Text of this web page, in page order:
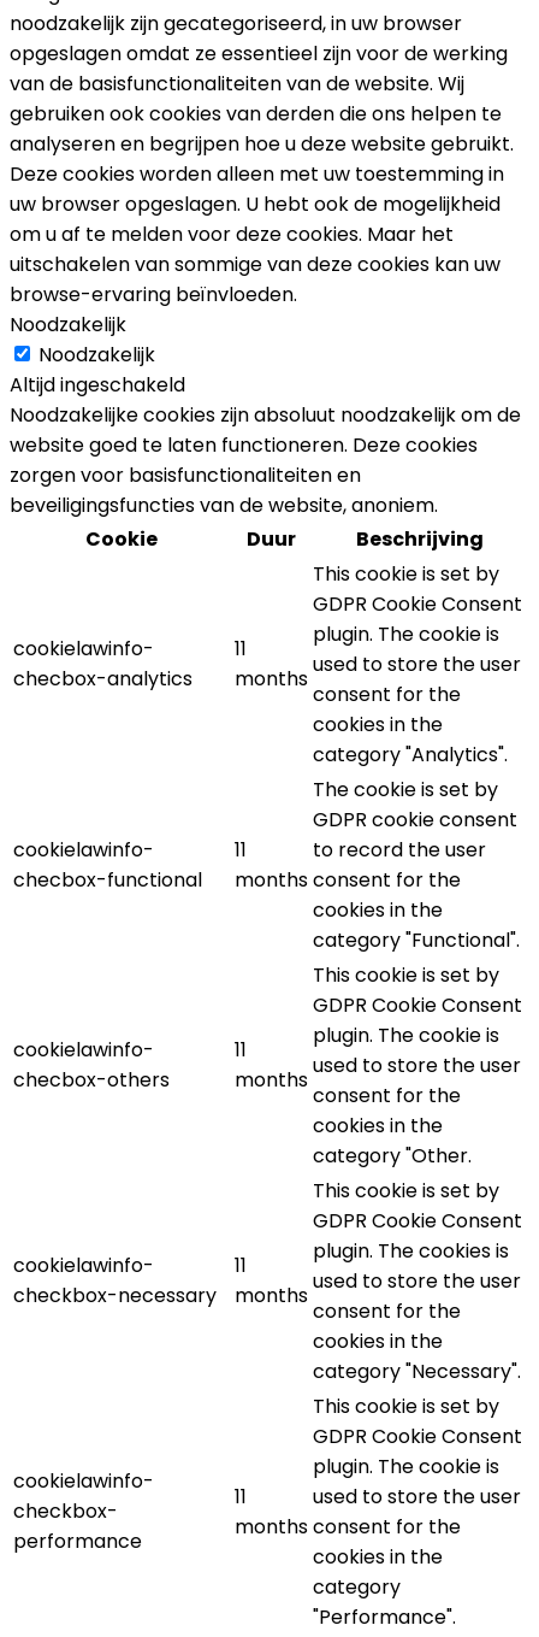
noodzakelijk zijn gecategoriseerd, in uw browser
opgeslagen omdat ze essentieel zijn voor de werking
van de basisfunctionaliteiten van de website. Wij
gebruiken ook cookies van derden die ons helpen te
analyseren en begrijpen hoe u deze website gebruikt.
Deze cookies worden alleen met uw toestemming in
uw browser opgeslagen. U hebt ook de mogelijkheid
om u af te melden voor deze cookies. Maar het
uitschakelen van sommige van deze cookies kan uw
browse-ervaring beïnvloeden.
Noodzakelijk
Noodzakelijk
Altijd ingeschakeld
Noodzakelijke cookies zijn absoluut noodzakelijk om de
website goed te laten functioneren. Deze cookies
zorgen voor basisfunctionaliteiten en
beveiligingsfuncties van de website, anoniem.
Cookie
Duur Beschrijving
cookielawinfo-
checbox-analytics
11
months
This cookie is set by
GDPR Cookie Consent
plugin. The cookie is
used to store the user
consent for the
cookies in the
category "Analytics".
cookielawinfo-
checbox-functional
11
months
The cookie is set by
GDPR cookie consent
to record the user
consent for the
cookies in the
category "Functional".
cookielawinfo-
checbox-others
11
months
This cookie is set by
GDPR Cookie Consent
plugin. The cookie is
used to store the user
consent for the
cookies in the
category "Other.
cookielawinfo-
checkbox-necessary
11
months
This cookie is set by
GDPR Cookie Consent
plugin. The cookies is
used to store the user
consent for the
cookies in the
category "Necessary".
cookielawinfo-
checkbox-
performance
11
months
This cookie is set by
GDPR Cookie Consent
plugin. The cookie is
used to store the user
consent for the
cookies in the
category
"Performance".